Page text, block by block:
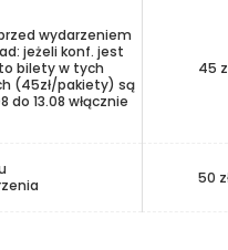
wydarzeniem
jeżeli konf. jest
bilety w tych
(45zł/pakiety) są
do 13.08 włącznie
45
50